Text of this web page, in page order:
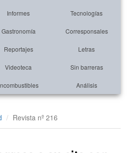
Informes Tecnologías
Gastronomía Corresponsales
Reportajes Letras
Videoteca Sin barreras
Análisis
Revista nº 216